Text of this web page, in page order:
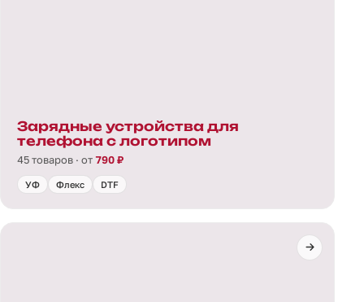
Зарядные устройства для
телефона с логотипом
45 товаров · от 790 ₽
УФ Флекс DTF